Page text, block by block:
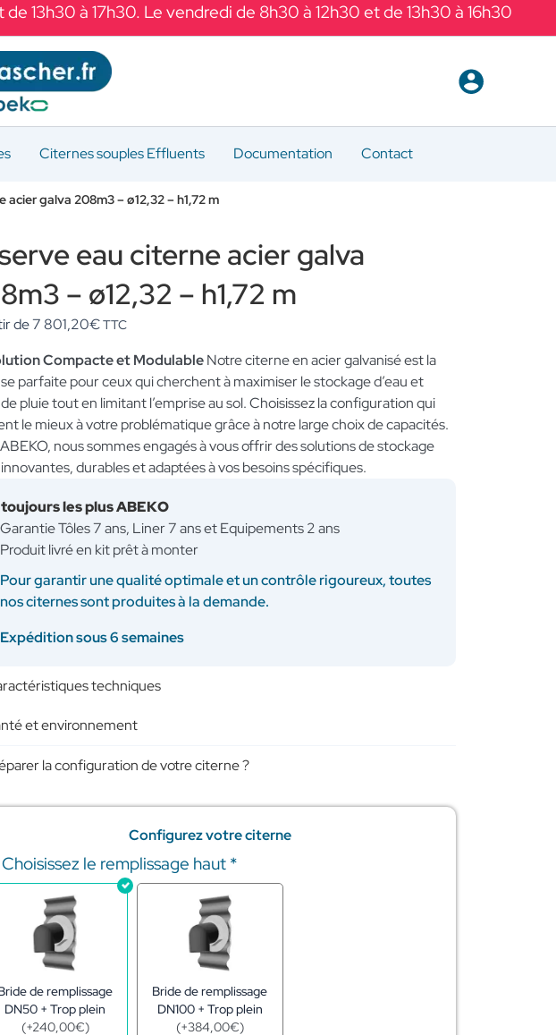
13h30 à 17h30. Le vendredi de 8h30 à 12h30 et de 13h30 à 16h30
Citernes souples Effluents Documentation Contact
acier galva 208m3 – ø12,32 – h1,72 m
eau citerne acier galva
– ø12,32 – h1,72 m
de7 801,20€TTC
Compacte et ModulableNotre citerne en acier galvanisé est la
parfaite pour ceux qui cherchent à maximiser le stockage d’eau et
de pluie tout en limitant l’emprise au sol. Choisissez la configuration qui
le mieux à votre problématique grâce à notre large choix de capacités.
nous sommes engagés à vous offrir des solutions de stockage
innovantes, durables et adaptées à vos besoins spécifiques.
les plus ABEKO
Garantie Tôles 7 ans, Liner 7 ans et Equipements 2 ans
Produit livré en kit prêt à monter
Pour garantir une qualité optimale et un contrôle rigoureux, toutes
nos citernes sont produites à la demande.
Expédition sous 6 semaines
techniques
et environnement
la configuration de votre citerne ?
Configurez votre citerne
Choisissez le remplissage haut*
de remplissage
DN50 + Trop plein
(+240,00€)
Bride de remplissage
DN100 + Trop plein
(+384,00€)